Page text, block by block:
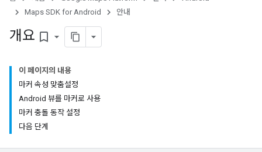
Maps SDK for Android
안내
개요 bookmark_border
이 페이지의 내용
마커 속성 맞춤설정
Android 뷰를 마커로 사용
마커 충돌 동작 설정
다음 단계